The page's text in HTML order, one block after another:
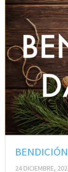
24 DICIEMBRE,